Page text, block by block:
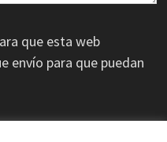
que esta web
envío para que puedan